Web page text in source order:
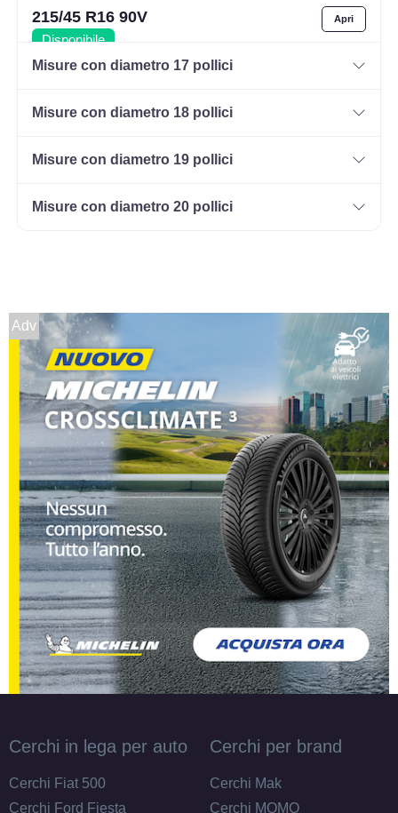
215/45 R16 90V
Disponibile
215/60 R16 95H HP
Misure con diametro 17 pollici
Misure con diametro 18 pollici
Misure con diametro 19 pollici
Misure con diametro 20 pollici
Adv
Cerchi in lega per auto
Cerchi Fiat 500
Cerchi Ford Fiesta
Cerchi per brand
Cerchi Mak
Cerchi MOMO